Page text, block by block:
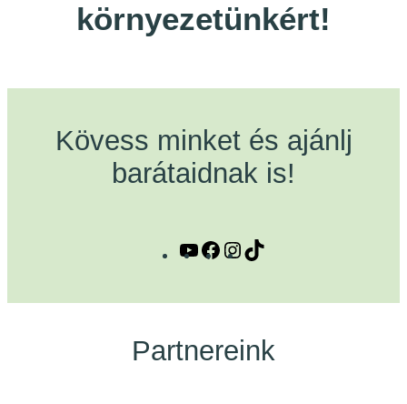
környezetünkért!
Kövess minket és ajánlj
barátaidnak is!
YouTube
Facebook
Instagram
Partnereink